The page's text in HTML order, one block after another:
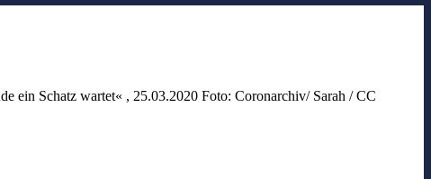
ein Schatz wartet« , 25.03.2020 Foto: Coronarchiv/ Sarah / CC